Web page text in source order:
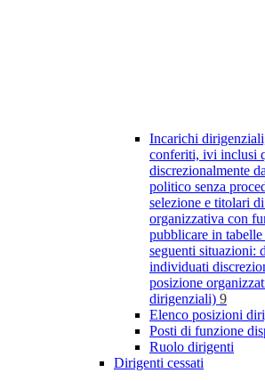
Incarichi
conferiti, ivi inclusi
discrezionalmente
politico senza
selezione e titolari
organizzativa con
pubblicare in
seguenti situazioni:
individuati
posizione
dirigenziali) 9
Elenco posizioni
Posti di funzione
Ruolo dirigenti
Dirigenti cessati